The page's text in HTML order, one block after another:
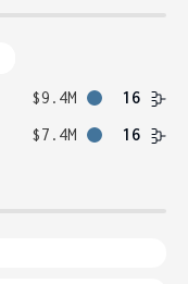
$9.4M
16
$7.4M 16